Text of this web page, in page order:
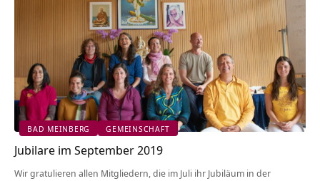
BAD MEINBERG GEMEINSCHAFT
Jubilare im September 2019
Wir gratulieren allen Mitgliedern, die im Juli ihr Jubiläum in der